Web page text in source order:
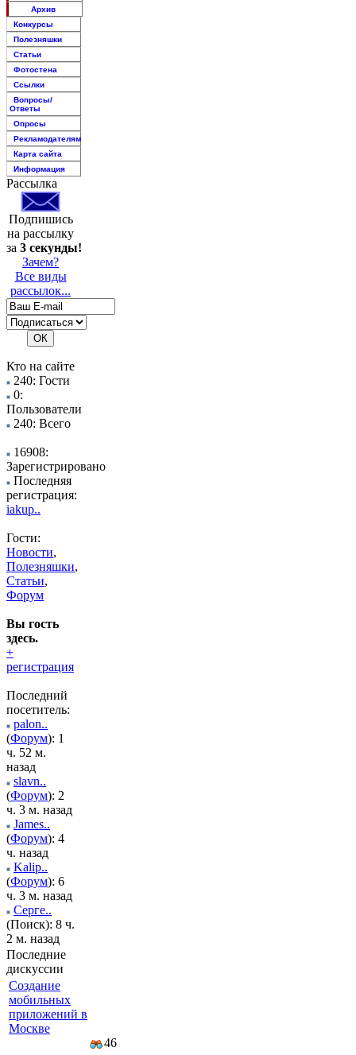
Архив
Конкурсы
Полезняшки
Статьи
Фотостена
Ссылки
Вопросы/
Ответы
Опросы
Рекламодателям
Карта сайта
Информация
Рассылка
Подпишись
на рассылку
за 3 секунды!
Зачем?
Все виды
рассылок...
Кто на сайте
240: Гости
0:
Пользователи
240: Всего
16908:
Зарегистрировано
Последняя
регистрация:
iakup..
Гости:
Новости,
Полезняшки,
Статьи,
Форум
Вы гость
здесь.
+
регистрация
Последний
посетитель:
palon..
(Форум): 1
ч. 52 м.
назад
slavn..
(Форум): 2
ч. 3 м. назад
James..
(Форум): 4
ч. назад
Kalip..
(Форум): 6
ч. 3 м. назад
Серге..
(Поиск): 8 ч.
2 м. назад
Последние
дискуссии
Создание
мобильных
приложений в
Москве
46